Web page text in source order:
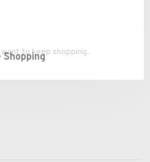
to keep shopping.